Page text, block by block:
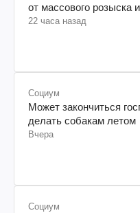
от массового
22 часа назад
Социум
Может закончиться
делать собакам летом
Вчера
Социум